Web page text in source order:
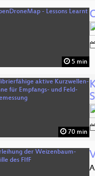
5 min
70 min